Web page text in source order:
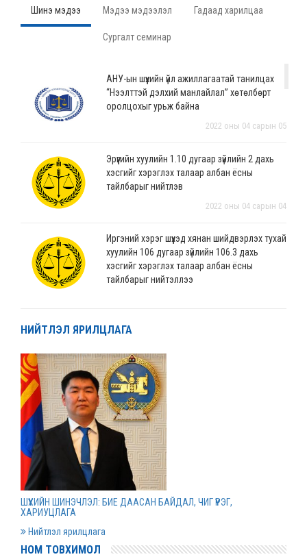
Шинэ мэдээ Мэдээ мэдээлэл Гадаад харилцаа
Сургалт семинар
АНУ-ын шүүхийн үйл ажиллагаатай танилцах
“Нээлттэй дэлхий манлайлал” хөтөлбөрт
оролцохыг урьж байна
2022 оны 04 сарын 05
Эрүүгийн хуулийн 1.10 дугаар зүйлийн 2 дахь
хэсгийг хэрэглэх талаар албан ёсны
тайлбарыг нийтлэв
2022 оны 04 сарын 04
Иргэний хэрэг шүүхэд хянан шийдвэрлэх тухай
хуулийн 106 дугаар зүйлийн 106.3 дахь
хэсгийг хэрэглэх талаар албан ёсны
тайлбарыг нийтэллээ
“Монгол Улсын хөгжлийн банк” ХХК-ийн
Дээд шүүхийн нийт шүүгчийн хуралдаан болов
Нээлттэй ажлын байрны зар
2022 оны 03 сарын 31
НИЙТЛЭЛ ЯРИЛЦЛАГА
ШҮҮХИЙН ШИНЭЧЛЭЛ: БИЕ ДААСАН БАЙДАЛ, ЧИГ ҮҮРЭГ,
ХАРИУЦЛАГА
Нийтлэл ярилцлага
НОМ ТОВХИМОЛ